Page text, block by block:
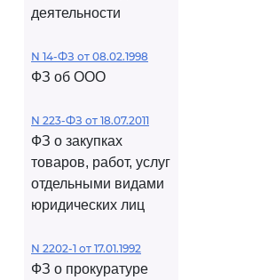
деятельности
N 14-ФЗ от 08.02.1998
ФЗ об ООО
N 223-ФЗ от 18.07.2011
ФЗ о закупках
товаров, работ, услуг
отдельными видами
юридических лиц
N 2202-1 от 17.01.1992
ФЗ о прокуратуре